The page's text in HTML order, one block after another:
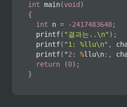
int main(void )
{
int n = -2417483648;
printf( "결과는..\n" ) ;
printf( "1: %llu\n" ,
printf( "2 : %llu\n: ,
return
(0) ;
}